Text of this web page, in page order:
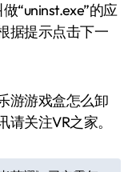
“uninst.exe”的应
据提示点击下一
游戏盒怎么卸
关注VR之家。